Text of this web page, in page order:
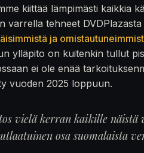
kiittää lämpimästi kaikkia
varrella tehneet
ja
ylläpito on kuitenkin tullut
ei ole enää
vuoden 2025 loppuun.
vielä kerran kaikille näistä
osa suomalaista